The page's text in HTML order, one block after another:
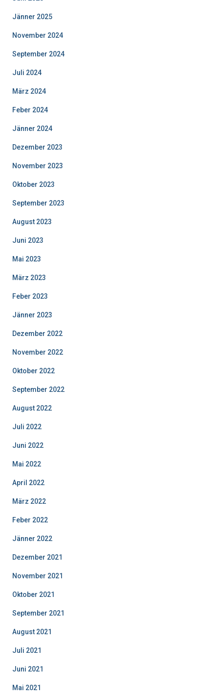
Jänner 2025
November 2024
September 2024
Juli 2024
März 2024
Feber 2024
Jänner 2024
Dezember 2023
November 2023
Oktober 2023
September 2023
August 2023
Juni 2023
Mai 2023
März 2023
Feber 2023
Jänner 2023
Dezember 2022
November 2022
Oktober 2022
September 2022
August 2022
Juli 2022
Juni 2022
Mai 2022
April 2022
März 2022
Feber 2022
Jänner 2022
Dezember 2021
November 2021
Oktober 2021
September 2021
August 2021
Juli 2021
Juni 2021
Mai 2021